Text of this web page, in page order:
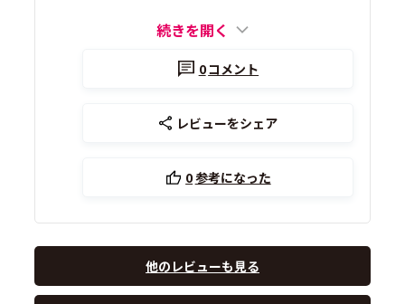
続きを開く
0コメント
レビューをシェア
0参考になった
他のレビューも見る